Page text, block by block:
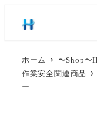
ホーム 〜Shop〜
作業安全関連商品
ー